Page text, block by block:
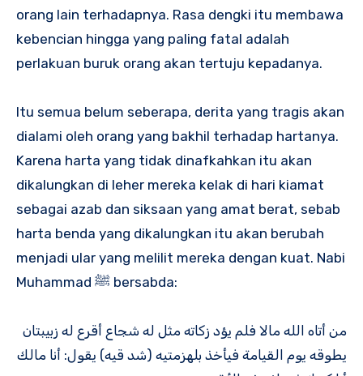
orang lain terhadapnya. Rasa dengki itu membawa
kebencian hingga yang paling fatal adalah
perlakuan buruk orang akan tertuju kepadanya.
Itu semua belum seberapa, derita yang tragis akan
dialami oleh orang yang bakhil terhadap hartanya.
Karena harta yang tidak dinafkahkan itu akan
dikalungkan di leher mereka kelak di hari kiamat
sebagai azab dan siksaan yang amat berat, sebab
harta benda yang dikalungkan itu akan berubah
menjadi ular yang melilit mereka dengan kuat. Nabi
Muhammad ﷺ bersabda:
من أتاه الله مالا فلم يؤد زكاته مثل له شجاع أقرع له زبيبتان
يطوقه يوم القيامة فيأخذ بلهزمتيه (شد قيه) يقول: أنا مالك